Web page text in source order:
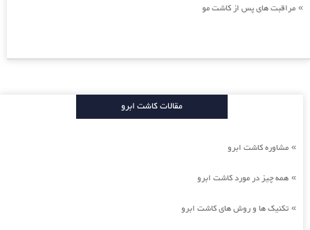
» مراقبت های پس از کاشت مو
مقالات کاشت ابرو
» مشاوره کاشت ابرو
» همه چیز در مورد کاشت ابرو
» تکنیک ها و روش های کاشت ابرو